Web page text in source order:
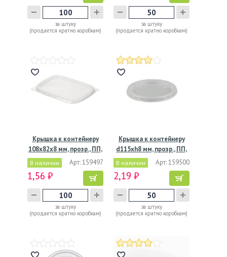
за штуку
(продается кратно коробкам)
за штуку
(продается кратно коробкам)
Крышка к контейнеру
108х82х8 мм, прозр., ПП,
В наличии Арт: 159497
1,56 ₽
за штуку
(продается кратно коробкам)
Крышка к контейнеру
d115хh8 мм, прозр., ПП,
В наличии Арт: 159500
2,19 ₽
за штуку
(продается кратно коробкам)